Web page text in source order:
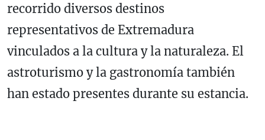
recorrido diversos destinos
representativos de Extremadura
vinculados a la cultura y la naturaleza. El
astroturismo y la gastronomía también
han estado presentes durante su estancia.